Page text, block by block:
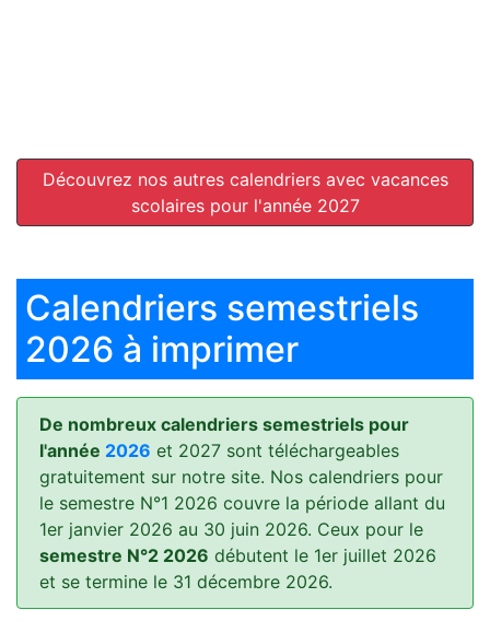
Découvrez nos autres calendriers avec vacances
scolaires pour l'année 2027
Calendriers semestriels
2026 à imprimer
De nombreux calendriers semestriels pour
l'année 2026 et 2027 sont téléchargeables
gratuitement sur notre site. Nos calendriers pour
le semestre N°1 2026 couvre la période allant du
1er janvier 2026 au 30 juin 2026. Ceux pour le
semestre N°2 2026 débutent le 1er juillet 2026
et se termine le 31 décembre 2026.